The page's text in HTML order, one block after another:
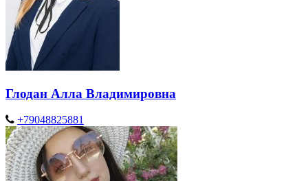
Глодан Алла Владимировна
+79048825881